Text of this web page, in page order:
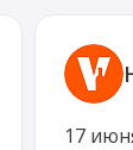
17